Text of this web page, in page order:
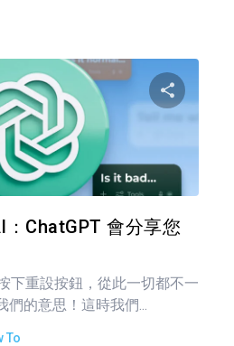
ChatGPT 會分享您
下重設按鈕，從此一切都不一
們的意思！這時我們...
To